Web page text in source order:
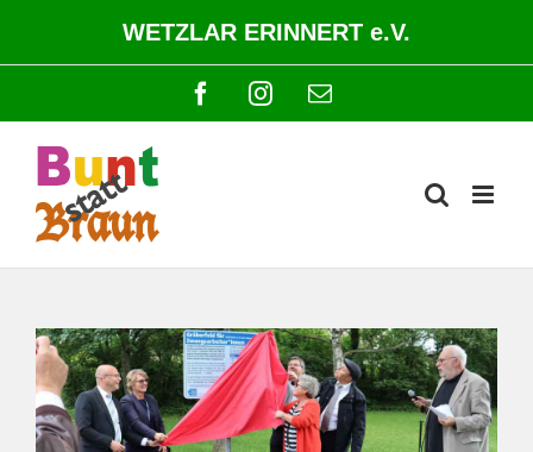
springen
WETZLAR ERINNERT e.V.
FacebookInstagram
E-
Mail